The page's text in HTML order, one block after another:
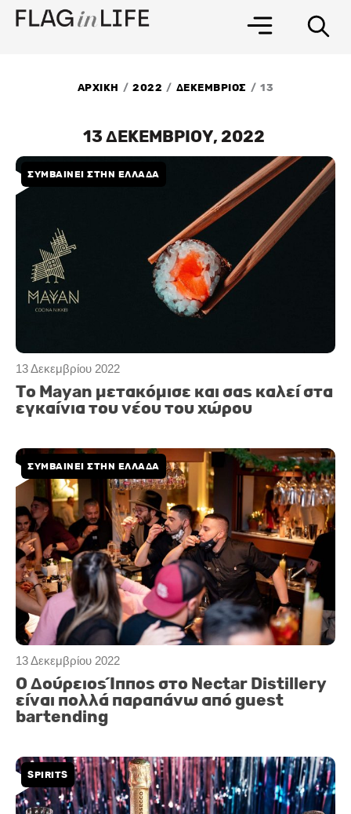
Μετάβαση
στο
ΑΡΧΙΚΗ / 2022 / ΔΕΚΕΜΒΡΙΟΣ / 13
13 ΔΕΚΕΜΒΡΙΟΥ, 2022
13 Δεκεμβρίου 2022
ΣΥΜΒΑΙΝΕΙ ΣΤΗΝ ΕΛΛΑΔΑ
Το Mayan μετακόμισε και σας καλεί στα
εγκαίνια του νέου του χώρου
13 Δεκεμβρίου 2022
ΣΥΜΒΑΙΝΕΙ ΣΤΗΝ ΕΛΛΑΔΑ
Ο Δούρειος Ίππος στο Nectar Distillery
είναι πολλά παραπάνω από guest
bartending
SPIRITS